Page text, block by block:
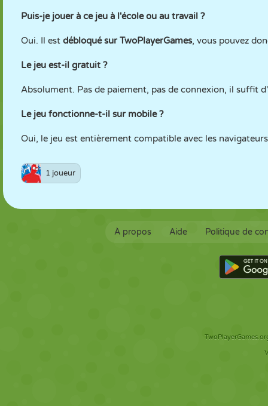
Puis-je jouer à ce jeu à l'école ou au travail ?
Oui. Il est débloqué sur TwoPlayerGames, vous pouvez
Le jeu est-il gratuit ?
Absolument. Pas de paiement, pas de connexion, il suffit
Le jeu fonctionne-t-il sur mobile ?
Oui, le jeu est entièrement compatible avec les
1 joueur
À propos Aide Politique de